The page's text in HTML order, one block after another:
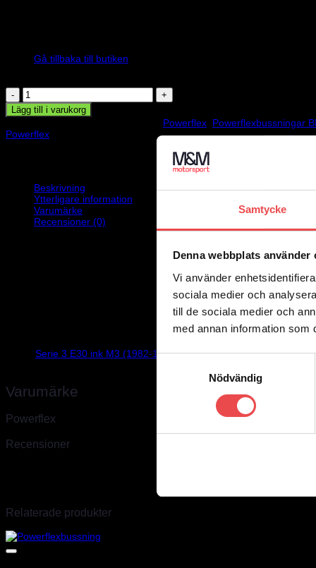
Samtycke
Denna webbplats använder
Vi använder
sociala medier och
till de sociala medier och
med annan information som
Samtyckesval
Nödvändig
Gå tillbaka till butiken
Powerflexbussning
mängd
Lägg till i varukorg
Powerflex Powerflexbussningar
Powerflex
Beskrivning
Ytterligare information
Varumärke
Recensioner (0)
Serie 3 E30 ink M3 (1982-1991)
Varumärke
Powerflex
Recensioner
Endast inloggade kunder som har köpt denna produkt får lämna en
Relaterade produkter